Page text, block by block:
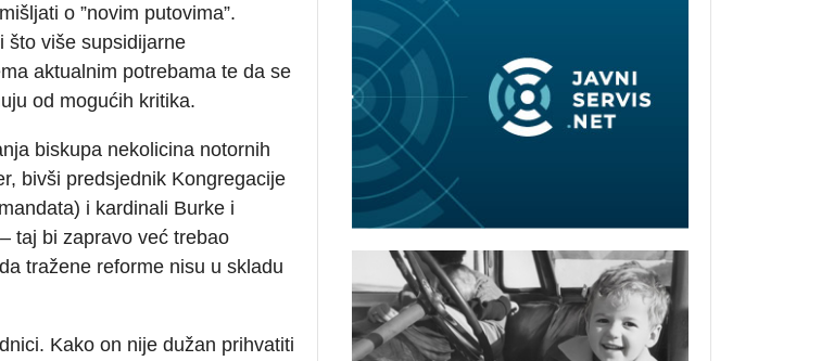
o ”novim putovima”.
što više supsidijarne
aktualnim potrebama te da se
od mogućih kritika.
biskupa nekolicina notornih
bivši predsjednik Kongregacije
i kardinali Burke i
taj bi zapravo već trebao
tražene reforme nisu u skladu
Kako on nije dužan prihvatiti